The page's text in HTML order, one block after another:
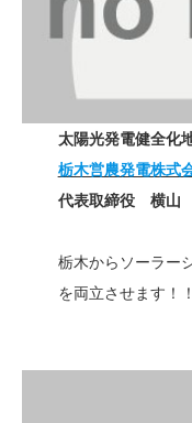
太陽光発電健全化
栃木営農発電株式
代表取締役 横山
栃木からソーラー
を両立させます！！